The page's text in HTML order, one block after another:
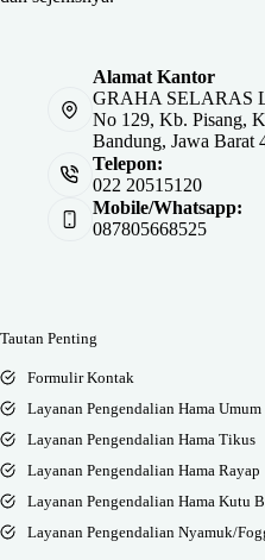
Alamat Kantor
GRAHA SELARAS
No 129, Kb. Pisang,
Bandung, Jawa Barat
Telepon:
022 20515120
Mobile/Whatsapp:
087805668525
Tautan Penting
Formulir Kontak
Layanan Pengendalian Hama Umum
Layanan Pengendalian Hama Tikus
Layanan Pengendalian Hama Rayap
Layanan Pengendalian Hama Kutu
Layanan Pengendalian Nyamuk/